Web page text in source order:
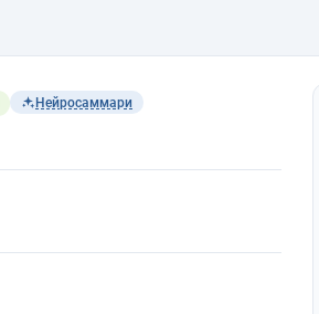
Нейросаммари